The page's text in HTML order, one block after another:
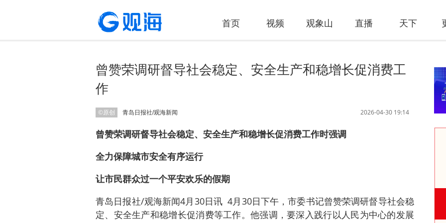
首页 视频 观象山 直播 天下
曾赞荣调研督导社会稳定、安全生产和稳增长促消费工
作
©原创 2026-04-30 19:14
青岛日报社/观海新闻
曾赞荣调研督导社会稳定、安全生产和稳增长促消费工作时强调
全力保障城市安全有序运行
让市民群众过一个平安欢乐的假期
青岛日报社/观海新闻4月30日讯 4月30日下午，市委书记曾赞荣调研督导社会稳
定、安全生产和稳增长促消费等工作。他强调，要深入践行以人民为中心的发展